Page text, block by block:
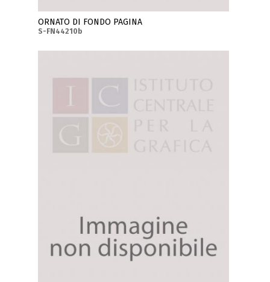
ORNATO DI FONDO PAGINA
S-FN44210b